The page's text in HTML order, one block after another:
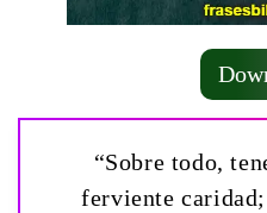
“Sobre todo,
ferviente